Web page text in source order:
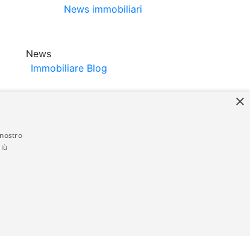
News immobiliari
News
Immobiliare Blog
La pubblicazione degli annunci
di privacy e/o di alcun altro
×